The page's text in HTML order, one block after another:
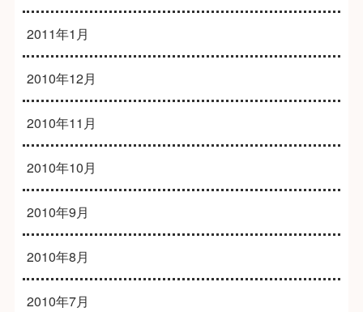
2011年1月
2010年12月
2010年11月
2010年10月
2010年9月
2010年8月
2010年7月